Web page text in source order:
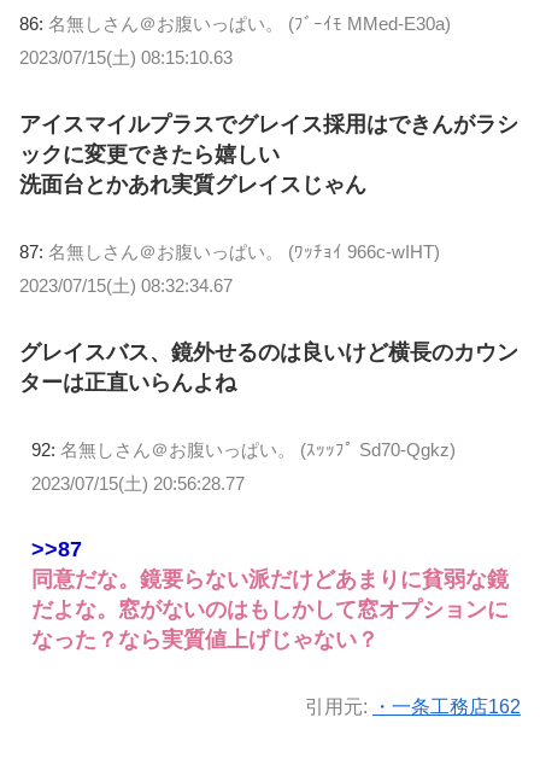
86: 名無しさん＠お腹いっぱい。 (ﾌﾞｰｲﾓ MMed-E30a)
2023/07/15(土) 08:15:10.63
アイスマイルプラスでグレイス採用はできんがラシ
ックに変更できたら嬉しい
洗面台とかあれ実質グレイスじゃん
87: 名無しさん＠お腹いっぱい。 (ﾜｯﾁｮｲ 966c-wIHT)
2023/07/15(土) 08:32:34.67
グレイスバス、鏡外せるのは良いけど横長のカウン
ターは正直いらんよね
92: 名無しさん＠お腹いっぱい。 (ｽｯｯﾌﾟ Sd70-Qgkz)
2023/07/15(土) 20:56:28.77
>>87
同意だな。鏡要らない派だけどあまりに貧弱な鏡
だよな。窓がないのはもしかして窓オプションに
なった？なら実質値上げじゃない？
引用元: ・一条工務店162